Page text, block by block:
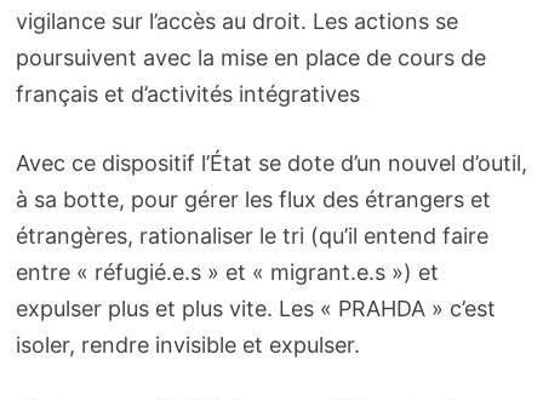
vigilance sur l’accès au droit. Les actions se
poursuivent avec la mise en place de cours de
français et d’activités intégratives
Avec ce dispositif l’État se dote d’un nouvel d’outil,
à sa botte, pour gérer les flux des étrangers et
étrangères, rationaliser le tri (qu’il entend faire
entre « réfugié.e.s » et « migrant.e.s ») et
expulser plus et plus vite. Les « PRAHDA » c’est
isoler, rendre invisible et expulser.